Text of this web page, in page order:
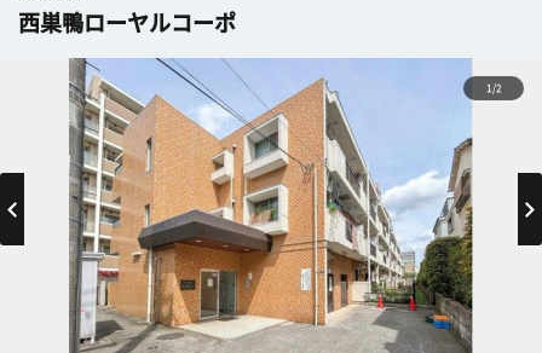
西巣鴨ローヤルコーポ
1/2